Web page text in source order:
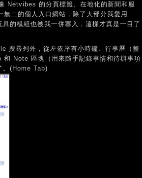
Netvibes 的分頁標籤、在地化的新聞和服
二的個人入口網站，除了大部分我愛用
的模組也被我一併塞入，這樣才真是一目了
搜尋列外，從左依序有小時鐘、行事曆（整
Note 區塊（用來隨手記錄事情和待辦事項
。(Home Tab)